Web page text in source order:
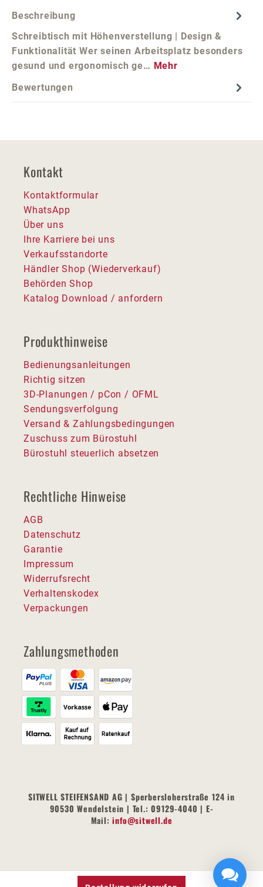
Beschreibung
Schreibtisch mit Höhenverstellung | Design &
Funktionalität Wer seinen Arbeitsplatz besonders
gesund und ergonomisch ge… Mehr
Bewertungen
Kontakt
Kontaktformular
WhatsApp
Über uns
Ihre Karriere bei uns
Verkaufsstandorte
Händler Shop (Wiederverkauf)
Behörden Shop
Katalog Download / anfordern
Produkthinweise
Bedienungsanleitungen
Richtig sitzen
3D-Planungen / pCon / OFML
Sendungsverfolgung
Versand & Zahlungsbedingungen
Zuschuss zum Bürostuhl
Bürostuhl steuerlich absetzen
Rechtliche Hinweise
AGB
Datenschutz
Garantie
Impressum
Widerrufsrecht
Verhaltenskodex
Verpackungen
Zahlungsmethoden
SITWELL STEIFENSAND AG | Sperbersloherstraße 124 in
90530 Wendelstein | Tel.: 09129-4040 | E-
Mail:info@sitwell.de